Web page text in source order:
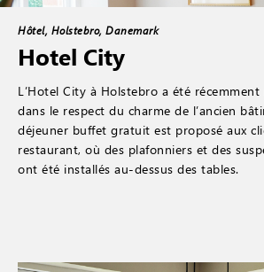
Hôtel, Holstebro, Danemark
Hotel City
L’Hotel City à Holstebro a été récemment
dans le respect du charme de l’ancien
déjeuner buffet gratuit est proposé aux
restaurant, où des plafonniers et des
ont été installés au-dessus des tables.